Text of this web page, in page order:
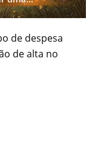
de despesa
de alta no